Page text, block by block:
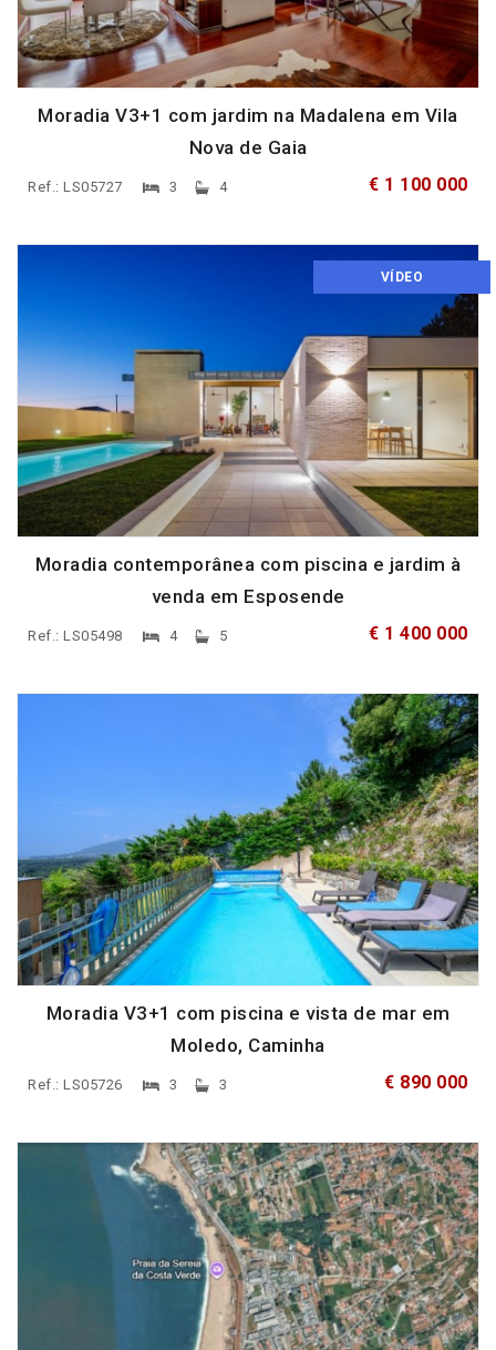
Moradia V3+1 com jardim na Madalena em Vila
Nova de Gaia
Ref.: LS05727 3 4 € 1 100 000
VÍDEO
Moradia contemporânea com piscina e jardim à
venda em Esposende
Ref.: LS05498 4 5 € 1 400 000
Moradia V3+1 com piscina e vista de mar em
Moledo, Caminha
Ref.: LS05726 3 3 € 890 000